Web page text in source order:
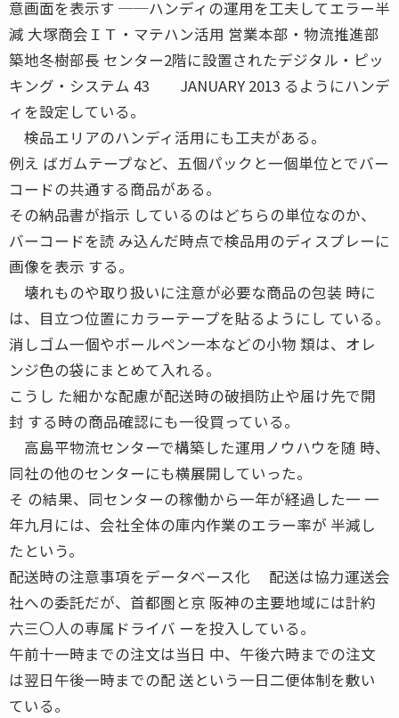
意画面を表示す ──ハンディの運用を工夫してエラー半
減 大塚商会ＩＴ・マテハン活用 営業本部・物流推進部
築地冬樹部長 センター2階に設置されたデジタル・ピッ
キング・システム 43 JANUARY 2013 るようにハンデ
ィを設定している。
検品エリアのハンディ活用にも工夫がある。
例え ばガムテープなど、五個パックと一個単位とでバー
コードの共通する商品がある。
その納品書が指示 しているのはどちらの単位なのか、
バーコードを読 み込んだ時点で検品用のディスプレーに
画像を表示 する。
壊れものや取り扱いに注意が必要な商品の包装 時に
は、目立つ位置にカラーテープを貼るようにし ている。
消しゴム一個やボールペン一本などの小物 類は、オレ
ンジ色の袋にまとめて入れる。
こうし た細かな配慮が配送時の破損防止や届け先で開
封 する時の商品確認にも一役買っている。
高島平物流センターで構築した運用ノウハウを随 時、
同社の他のセンターにも横展開していった。
そ の結果、同センターの稼働から一年が経過した一 一
年九月には、会社全体の庫内作業のエラー率が 半減し
たという。
配送時の注意事項をデータベース化 配送は協力運送会
社への委託だが、首都圏と京 阪神の主要地域には計約
六三〇人の専属ドライバ ーを投入している。
午前十一時までの注文は当日 中、午後六時までの注文
は翌日午後一時までの配 送という一日二便体制を敷い
ている。